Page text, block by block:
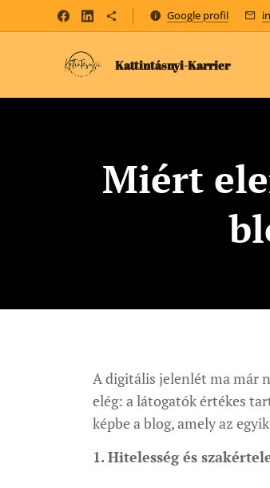
Google profil
Kattintásnyi-Karrier
Miért
A digitális jelenlét ma már
elég: a látogatók értékes
képbe a blog, amely az
1. Hitelesség és